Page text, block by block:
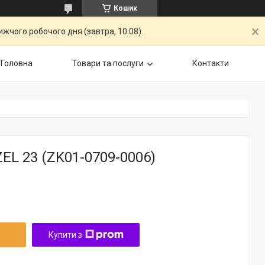
Кошик
робочого дня (завтра, 10.08).
Головна Товари та послуги Контакти
23 (ZK01-0709-0006)
Купити з